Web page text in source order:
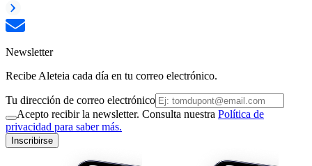
Newsletter
Recibe Aleteia cada día en tu correo electrónico.
Tu dirección de correo electrónico
Acepto recibir la newsletter. Consulta nuestra Política de
privacidad para saber más.
Inscribirse